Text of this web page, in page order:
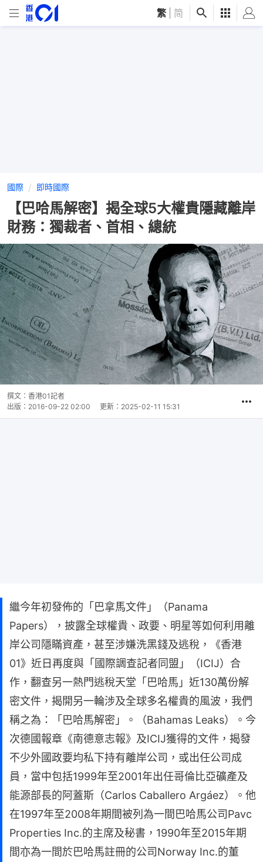
繁 简
國際 即時國際
【巴哈馬解密】揭全球5大權貴隱藏離岸
財務：獨裁者、首相、總統
撰文： 香港01記者
出版： 2016-09-22 02:00 更新： 2025-02-11 15:31
繼今年初發佈的「巴拿馬文件」（Panama
Papers），披露全球權貴、政要、明星等如何利用離
岸公司隱瞞資產，甚至涉嫌洗黑錢及逃稅，《香港
01》近日再度與「國際調查記者同盟」（ICIJ）合
作，翻查另一熱門逃稅天堂「巴哈馬」近130萬份解
密文件，揭開另一輪涉及全球多名權貴的風波，我們
稱之為：「巴哈馬解密」。（Bahamas Leaks）。今
次德國報章《南德意志報》及ICIJ獲得的文件，揭發
不少外國政要均私下持有離岸公司，或出任公司成
員，當中包括1999年至2001年出任哥倫比亞礦產及
能源部長的阿蓋斯（Carlos Caballero Argáez）。他
在1997年至2008年期間被列為一間巴哈馬公司Pavc
Properties Inc.的主席及秘書，1990年至2015年期
間亦為一間於巴哈馬註冊的公司Norway Inc.的董